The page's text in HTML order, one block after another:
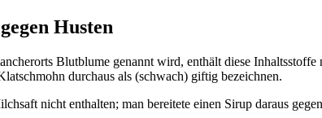
Husten
Blutblume genannt wird, enthält diese
durchaus als (schwach) giftig bezeichnen.
nicht enthalten; man bereitete einen Sirup daraus